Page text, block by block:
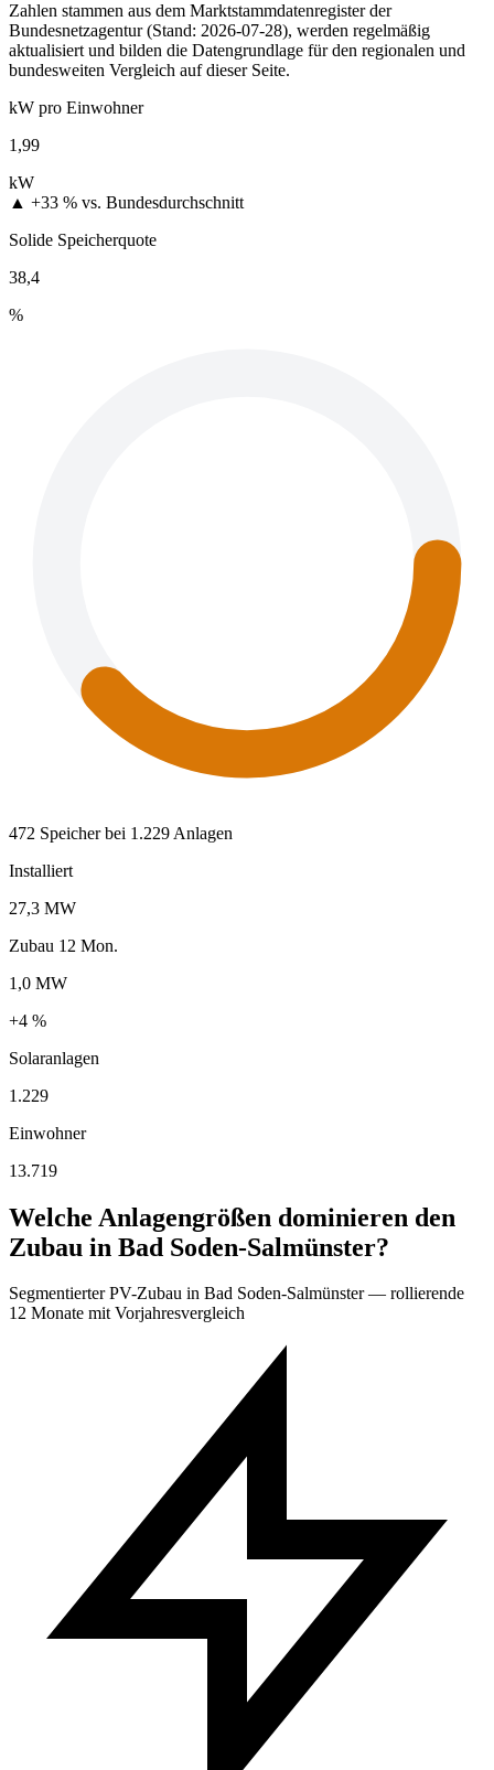
Zahlen stammen aus dem Marktstammdatenregister der
Bundesnetzagentur (Stand: 2026-07-28), werden regelmäßig
aktualisiert und bilden die Datengrundlage für den regionalen und
bundesweiten Vergleich auf dieser Seite.
kW pro Einwohner
1,99
kW
▲ +33 % vs. Bundesdurchschnitt
Solide Speicherquote
38,4
%
472 Speicher bei 1.229 Anlagen
Installiert
27,3 MW
Zubau 12 Mon.
1,0 MW
+4 %
Solaranlagen
1.229
Einwohner
13.719
Welche Anlagengrößen dominieren den
Zubau in Bad Soden-Salmünster?
Segmentierter PV-Zubau in Bad Soden-Salmünster — rollierende
12 Monate mit Vorjahresvergleich